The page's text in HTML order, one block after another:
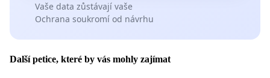
Vaše data zůstávají vaše
Ochrana soukromí od návrhu
Další petice, které by vás mohly zajímat